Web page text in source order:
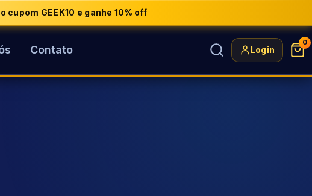
o cupom GEEK10 e ganhe 10% off
Contato Login
0